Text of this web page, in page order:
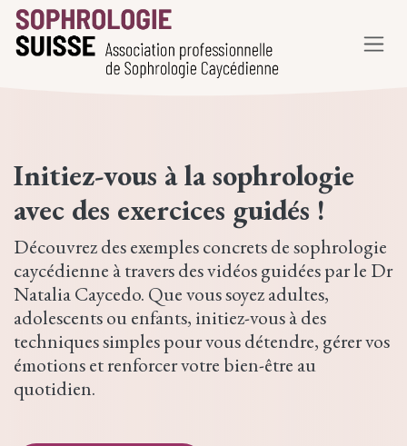
Se rendre au contenu
Initiez-vous à la sophrologie
avec des exercices guidés !
Découvrez des exemples concrets de sophrologie
caycédienne à travers des vidéos guidées par le Dr
Natalia Caycedo. Que vous soyez adultes,
adolescents ou enfants, initiez-vous à des
techniques simples pour vous détendre, gérer vos
émotions et renforcer votre bien-être au
quotidien.